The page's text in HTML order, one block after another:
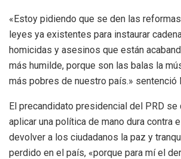
«Estoy pidiendo que se den las
leyes ya existentes para instaurar
homicidas y asesinos que están
más humilde, porque son las balas la
más pobres de nuestro país.» sentenció
El precandidato presidencial del PRD
aplicar una política de mano dura contra
devolver a los ciudadanos la paz y
perdido en el país, «porque para mí el